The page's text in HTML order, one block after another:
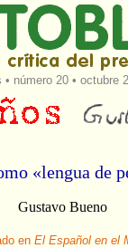
• número 20• octubre
«lengua de
Gustavo Bueno
en El Español en el